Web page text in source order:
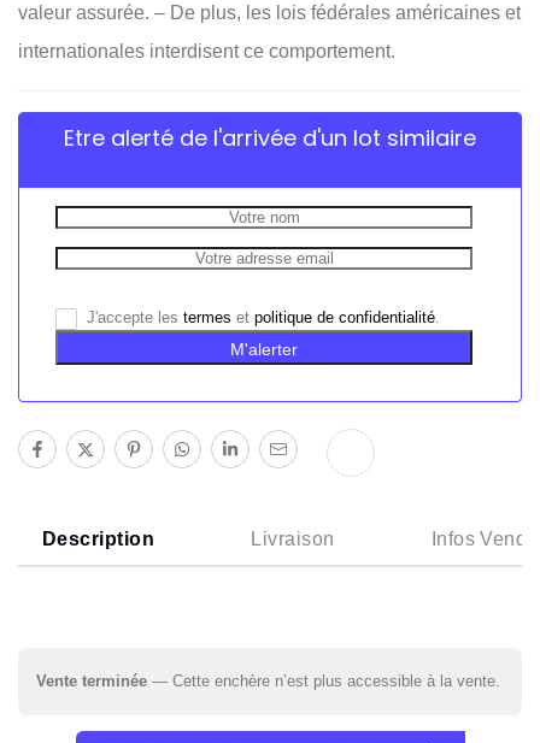
valeur assurée. – De plus, les lois fédérales américaines et
internationales interdisent ce comportement.
Etre alerté de l'arrivée d'un lot similaire
J'accepte les termes et politique de confidentialité.
M'alerter
Description Livraison Infos
Vente terminée — Cette enchère n’est plus accessible à la vente.